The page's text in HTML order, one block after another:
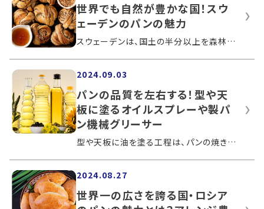
世界でも自然が豊かな国！スウ
ェーデンのパンの魅力
スウェーデンは、国土の半分以上を森林が占め、海岸線や川に囲まれた北欧最大の国です。世界でも貴重な手つかずの自然やきれいな水が豊富で...
2024.09.03
パンの品質を左右する！型や天
板に塗るオイルスプレーや製パ
ン機械グリーサー
型や天板に油を塗る工程は、パンの焼きあがりを左右する大切な工程のひとつです。製パン工場では、グリーサーという製パン機械を使ってこの...
2024.08.27
世界一の広さを誇る国・ロシア